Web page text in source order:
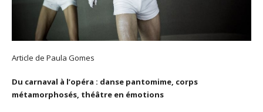
Article de Paula Gomes
Du carnaval à l’opéra : danse pantomime, corps
métamorphosés, théâtre en émotions